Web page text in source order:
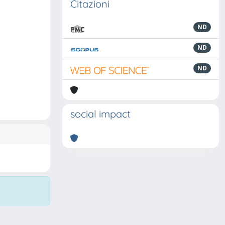
Citazioni
ND
ND
ND
social impact